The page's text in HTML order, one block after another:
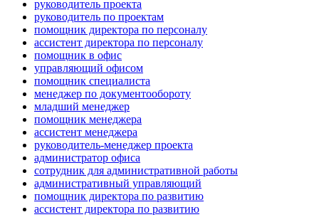
руководитель проекта
руководитель по проектам
помощник директора по персоналу
ассистент директора по персоналу
помощник в офис
управляющий офисом
помощник специалиста
менеджер по документообороту
младший менеджер
помощник менеджера
ассистент менеджера
руководитель-менеджер проекта
администратор офиса
сотрудник для административной работы
административный управляющий
помощник директора по развитию
ассистент директора по развитию